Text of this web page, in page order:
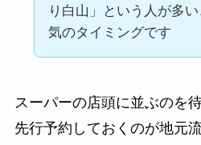
り白山」という人が多
気のタイミングです
スーパーの店頭に並ぶのを
先行予約しておくのが地元